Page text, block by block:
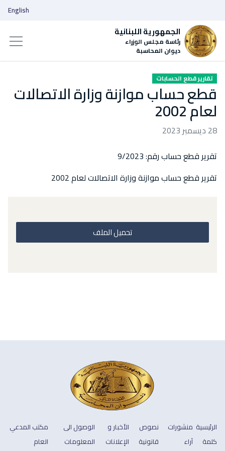
الجمهورية اللبنانية
رئاسة مجلس الوزراء
ديوان المحاسبة
English
تقارير قطع الحسابات
قطع حساب موازنة وزارة الاتصالات
لعام 2002
28 ديسمبر 2023
تقرير قطع حساب رقم: 9/2023
تقرير قطع حساب موازنة وزارة الاتصالات لعام 2002
تحميل الملف
الرئيسية
كلمة
منشورات
آراء
نصوص
قانونية
الأخبار و
الإعلانات
الوصول الى
المعلومات
مكتب المدعي
العام